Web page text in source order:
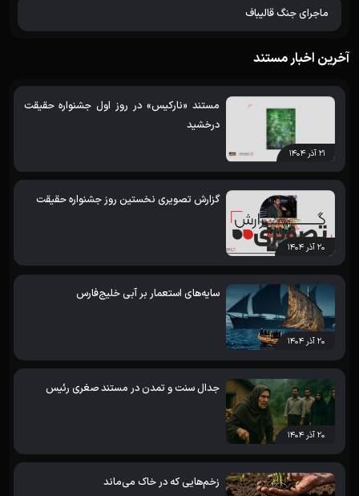
ماجرای جنگ قالیباف
آخرین اخبار مستند
۲۱ آذر ۱۴۰۴
مستند «نارکیس» در روز اول جشنواره حقیقت
درخشید
۲۰ آذر ۱۴۰۴
گزارش تصویری نخستین روز جشنواره حقیقت
۲۰ آذر ۱۴۰۴
سایه‌های استعمار بر آبی خلیج‌فارس
۲۰ آذر ۱۴۰۴
جدال سنت و تمدن در مستند صغری رئیس
زخم‌هایی که در خاک می‌ماند